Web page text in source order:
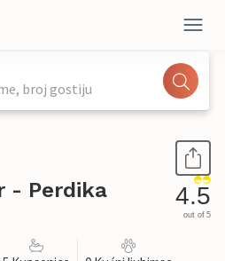
broj gostiju
- Perdika
4.5
out of 5